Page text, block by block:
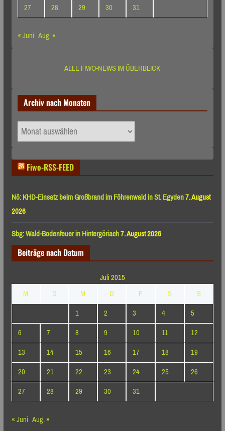
27
28 29 30
31
« Juni Aug. »
ALLE FIWO-NEWS IM ÜBERBLICK
Archiv nach Monaten
Archiv
nach
Fiwo-RSS-FEED
Nö: KHD-Einsatz beim Großbrand im Föhrenwald in St. Egyden7. August
2026
Sbg: Wald-Bodenfeuer in Hintergöriach7. August 2026
Beiträge nach Datum
Juli 2015
M
D M D F S
S
1
2 3 4
5
6
7 8 9 10 11
12
13
14 15 16 17 18
19
20
21 22 23 24 25
26
27
28 29 30
31
« Juni Aug. »